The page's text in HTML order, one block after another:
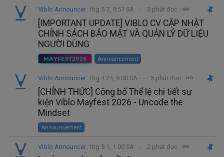
Viblo Announcer thg 5 7, 9:57 SA 3 phút đọc
[IMPORTANT UPDATE] VIBLO CV CẬP NHẬT
CHÍNH SÁCH BẢO MẬT VÀ QUẢN LÝ DỮ LIỆU
NGƯỜI DÙNG
MAYFEST2026 Announcement
Viblo Announcer thg 4 24, 9:00 SA 5 phút đọc
[CHÍNH THỨC] Công bố Thể lệ chi tiết sự
kiện Viblo Mayfest 2026 - Uncode the
Mindset
Announcement
Viblo Announcer thg 5 1, 1:00 SA 2 phút đọc